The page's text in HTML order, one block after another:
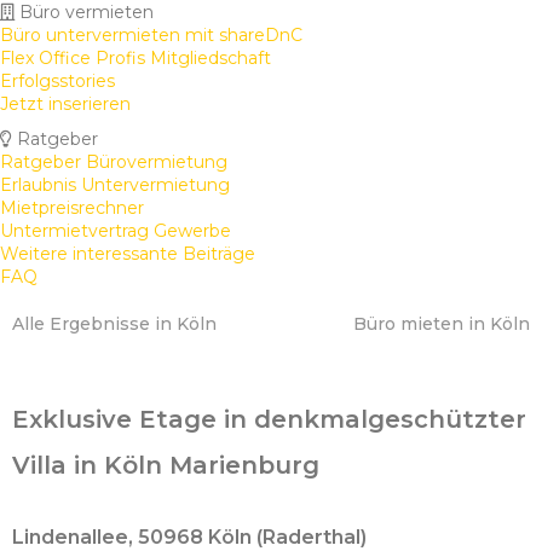
Büro vermieten
Büro untervermieten mit shareDnC
Flex Office Profis Mitgliedschaft
Erfolgsstories
Jetzt inserieren
Ratgeber
Ratgeber Bürovermietung
Erlaubnis Untervermietung
Mietpreisrechner
Untermietvertrag Gewerbe
Weitere interessante Beiträge
FAQ
Alle Ergebnisse in Köln Büro mieten in Köln
Exklusive Etage in denkmalgeschützter
Villa in Köln Marienburg
Lindenallee, 50968 Köln (Raderthal)